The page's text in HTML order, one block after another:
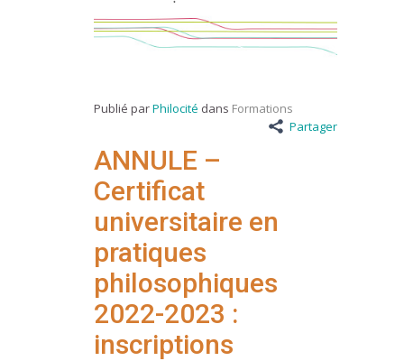
Publié parPhilocité dans Formations
Partager
ANNULE –
Certificat
universitaire en
pratiques
philosophiques
2022-2023 :
inscriptions